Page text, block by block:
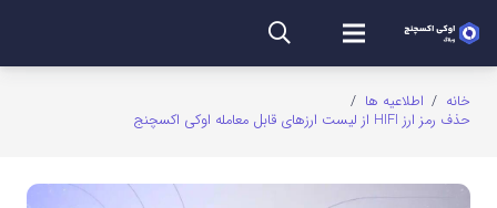
خانه / اطلاعیه ها /
حذف رمز ارز HIFI از لیست ارزهای قابل معامله اوکی اکسچنج